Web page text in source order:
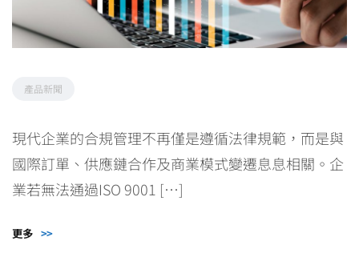
產品新聞
現代企業的合規管理不再僅是遵循法律規範，而是與
國際訂單、供應鏈合作及商業模式變遷息息相關。企
業若無法通過ISO 9001 […]
更多 >>